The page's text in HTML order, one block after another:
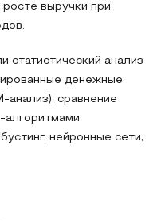
выручки при
статистический анализ
денежные
анализ); сравнение
алгоритмами
нейронные сети,